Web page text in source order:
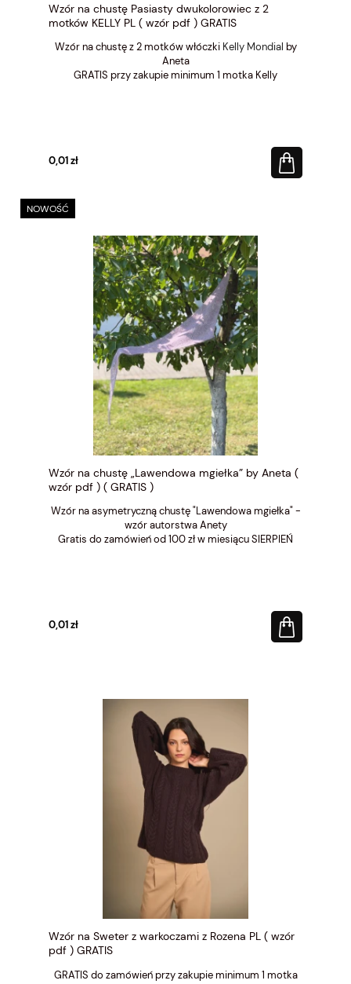
Wzór na chustę Pasiasty dwukolorowiec z 2
motków KELLY PL ( wzór pdf ) GRATIS
Wzór na chustę z 2 motków włóczki Kelly Mondial by
Aneta
GRATIS przy zakupie minimum 1 motka Kelly
0,01 zł
Wzór na chustę „Lawendowa mgiełka” by Aneta (
wzór pdf ) ( GRATIS )
Wzór na asymetryczną chustę "Lawendowa mgiełka" -
wzór autorstwa Anety
Gratis do zamówień od 100 zł w miesiącu SIERPIEŃ
0,01 zł
NOWOŚĆ
Wzór na Sweter z warkoczami z Rozena PL ( wzór
pdf ) GRATIS
GRATIS do zamówień przy zakupie minimum 1 motka